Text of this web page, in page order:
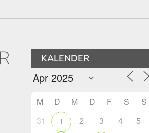
KALENDER
M D M D F S
S
31
1 2 3 4 5